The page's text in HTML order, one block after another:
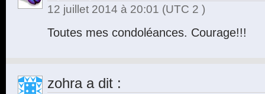
12 juillet 2014 à 20:01 (UTC 2 )
Toutes mes condoléances. Courage!!!
zohraa dit :